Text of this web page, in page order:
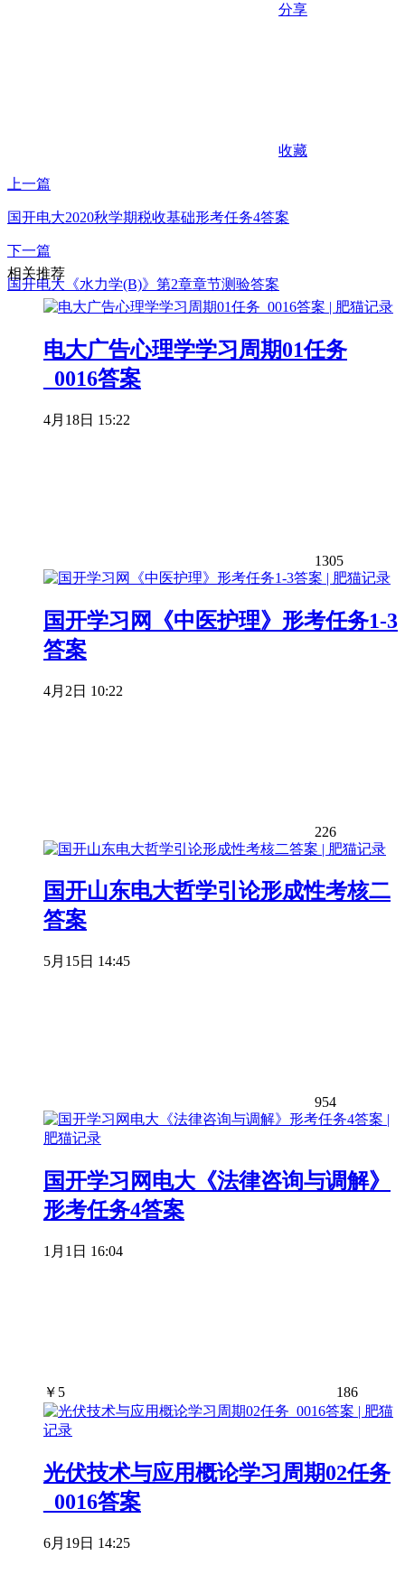
分享
收藏
上一篇
国开电大2020秋学期税收基础形考任务4答案
下一篇
国开电大《水力学(B)》第2章章节测验答案
相关推荐
电大广告心理学学习周期01任务
_0016答案
4月18日 15:22
1305
国开学习网《中医护理》形考任务1-3
答案
4月2日 10:22
226
国开山东电大哲学引论形成性考核二
答案
5月15日 14:45
954
国开学习网电大《法律咨询与调解》
形考任务4答案
1月1日 16:04
￥ 5 186
光伏技术与应用概论学习周期02任务
_0016答案
6月19日 14:25